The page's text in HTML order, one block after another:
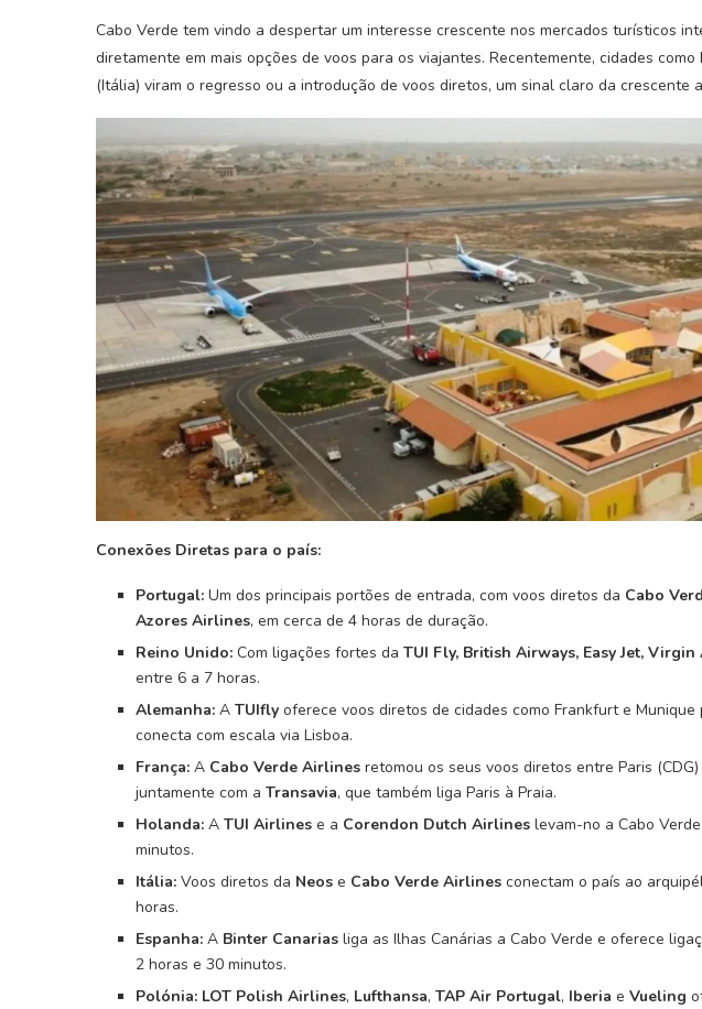
Cabo Verde tem vindo a despertar um interesse crescente nos mercados turísticos
diretamente em mais opções de voos para os viajantes. Recentemente, cidades
(Itália) viram o regresso ou a introdução de voos diretos, um sinal claro da crescente
Conexões Diretas para o país:
Portugal: Um dos principais portões de entrada, com voos diretos da Cabo
Azores Airlines, em cerca de 4 horas de duração.
Reino Unido: Com ligações fortes da TUI Fly, British Airways, Easy Jet,
entre 6 a 7 horas.
Alemanha: A TUIfly oferece voos diretos de cidades como Frankfurt e Munique
conecta com escala via Lisboa.
França: A Cabo Verde Airlines retomou os seus voos diretos entre Paris
juntamente com a Transavia, que também liga Paris à Praia.
Holanda: A TUI Airlines e a Corendon Dutch Airlines levam-no a Cabo
minutos.
Itália: Voos diretos da Neos e Cabo Verde Airlines conectam o país ao
horas.
Espanha: A Binter Canarias liga as Ilhas Canárias a Cabo Verde e oferece
2 horas e 30 minutos.
Polónia: LOT Polish Airlines, Lufthansa, TAP Air Portugal, Iberia e Vueling